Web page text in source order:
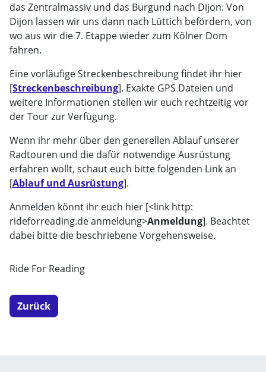
das Zentralmassiv und das Burgund nach Dijon. Von
Dijon lassen wir uns dann nach Lüttich befördern, von
wo aus wir die 7. Etappe wieder zum Kölner Dom
fahren.
Eine vorläufige Streckenbeschreibung findet ihr hier
[Streckenbeschreibung]. Exakte GPS Dateien und
weitere Informationen stellen wir euch rechtzeitig vor
der Tour zur Verfügung.
Wenn ihr mehr über den generellen Ablauf unserer
Radtouren und die dafür notwendige Ausrüstung
erfahren wollt, schaut euch bitte folgenden Link an
[Ablauf und Ausrüstung].
Anmelden könnt ihr euch hier [<link http:
rideforreading.de anmeldung>Anmeldung]. Beachtet
dabei bitte die beschriebene Vorgehensweise.
Ride For Reading
Zurück